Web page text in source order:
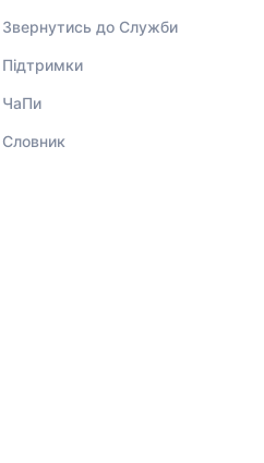
Звернутись до Служби
Підтримки
ЧаПи
Словник